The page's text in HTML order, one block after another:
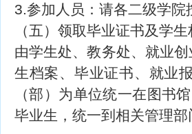
3.参加人员：请各二级学
（五）领取毕业证书及学
由学生处、教务处、就业
生档案、毕业证书、就业
（部）为单位统一在图书
毕业生，统一到相关管理部